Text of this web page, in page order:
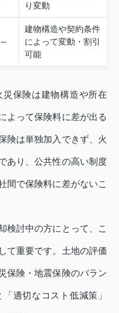
り変動
建物構造や契約条件
によって変動・割引
可能
保険は建物構造や所在
よって保険料に差が出る
険は単独加入できず、火
あり、公共性の高い制度
間で保険料に差がないこ
検討中の方にとって、こ
て重要です。土地の評価
保険・地震保険のバラン
適切なコスト低減策」